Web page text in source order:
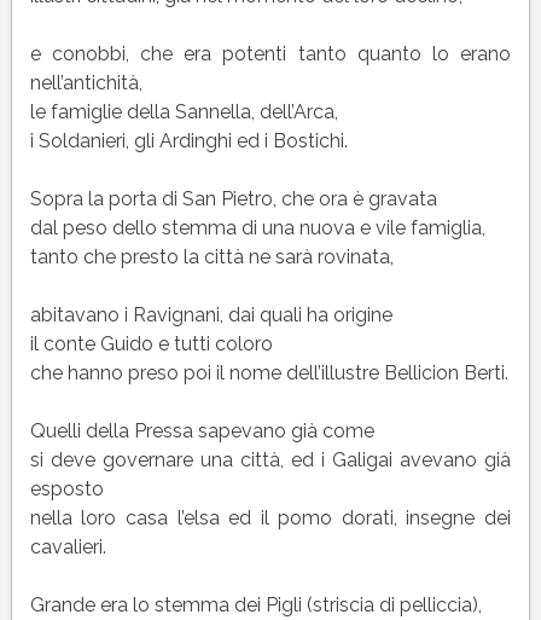
e conobbi, che era potenti tanto quanto lo erano
nell’antichità,
le famiglie della Sannella, dell’Arca,
i Soldanieri, gli Ardinghi ed i Bostichi.
Sopra la porta di San Pietro, che ora è gravata
dal peso dello stemma di una nuova e vile famiglia,
tanto che presto la città ne sarà rovinata,
abitavano i Ravignani, dai quali ha origine
il conte Guido e tutti coloro
che hanno preso poi il nome dell’illustre Bellicion Berti.
Quelli della Pressa sapevano già come
si deve governare una città, ed i Galigai avevano già
esposto
nella loro casa l’elsa ed il pomo dorati, insegne dei
cavalieri.
Grande era lo stemma dei Pigli (striscia di pelliccia),